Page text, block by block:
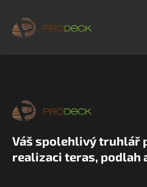
Váš spolehlivý truhlář
realizaci teras, podlah